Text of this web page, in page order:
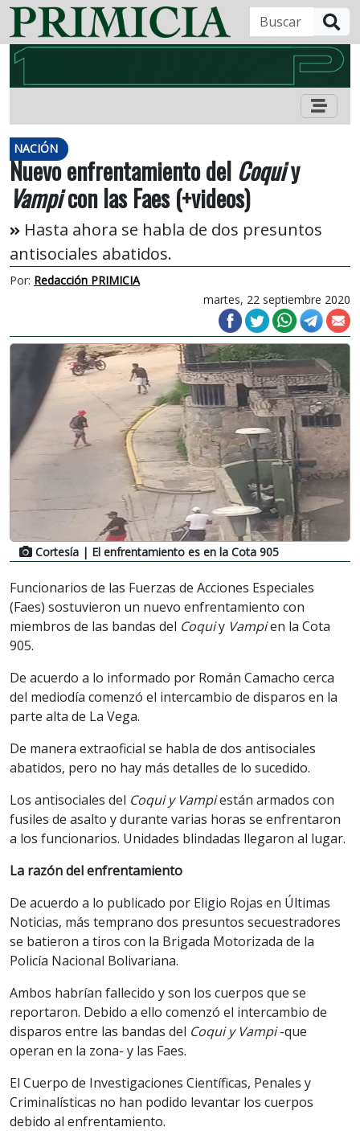
NACIÓN
Nuevo enfrentamiento del Coquiy
Vampicon las Faes (+videos)
Hasta ahora se habla de dos presuntos
antisociales abatidos.
Por: Redacción PRIMICIA
martes, 22 septiembre 2020
Cortesía | El enfrentamiento es en la Cota 905
Funcionarios de las Fuerzas de Acciones Especiales
(Faes) sostuvieron un nuevo enfrentamiento con
miembros de las bandas del Coquiy Vampien la Cota
905.
De acuerdo a lo informado por Román Camacho cerca
del mediodía comenzó el intercambio de disparos en la
parte alta de La Vega.
De manera extraoficial se habla de dos antisociales
abatidos, pero no hay más detalles de lo sucedido.
Los antisociales del Coqui y Vampiestán armados con
fusiles de asalto y durante varias horas se enfrentaron
a los funcionarios. Unidades blindadas llegaron al lugar.
La razón del enfrentamiento
De acuerdo a lo publicado por Eligio Rojas en Últimas
Noticias, más temprano dos presuntos secuestradores
se batieron a tiros con la Brigada Motorizada de la
Policía Nacional Bolivariana.
Ambos habrían fallecido y son los cuerpos que se
reportaron. Debido a ello comenzó el intercambio de
disparos entre las bandas del Coqui y Vampi-que
operan en la zona- y las Faes.
El Cuerpo de Investigaciones Científicas, Penales y
Criminalísticas no han podido levantar los cuerpos
debido al enfrentamiento.